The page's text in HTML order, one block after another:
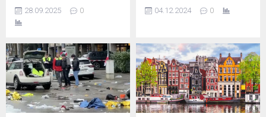
damgalama yöntemi
kaldırılacak, AB vatandaşı
tamamen dijital kayda
alınacak. “Entry/Exit System
(EES)”, yani “Giriş/Çıkış
Sistemi”. AB’ye üye
olmayan ülkelerden gelen
turistlerin giriş-çıkışları artık
28.09.2025 0
21. Dönem Parlamento
bildirildi.
04.12.2024 0